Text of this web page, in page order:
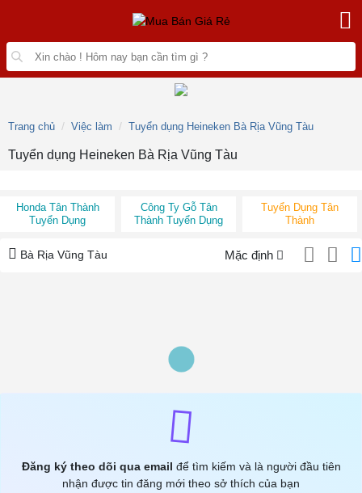
Trang chủ Việc làm Tuyển dụng Heineken Bà Rịa Vũng Tàu
Tuyển dụng Heineken Bà Rịa Vũng Tàu
Honda Tân Thành
Tuyển Dụng
Công Ty Gỗ Tân
Thành Tuyển Dụng
Tuyển Dụng Tân
Thành
Bà Rịa Vũng Tàu Mặc định
Đăng ký theo dõi qua email để tìm kiếm và là người đầu tiên
nhận được tin đăng mới theo sở thích của bạn